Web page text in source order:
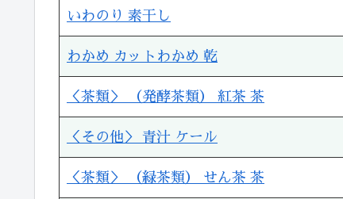
いわのり 素干し
わかめ カットわかめ 乾
＜茶類＞ （発酵茶類） 紅茶 茶
＜その他＞ 青汁 ケール
＜茶類＞ （緑茶類） せん茶 茶